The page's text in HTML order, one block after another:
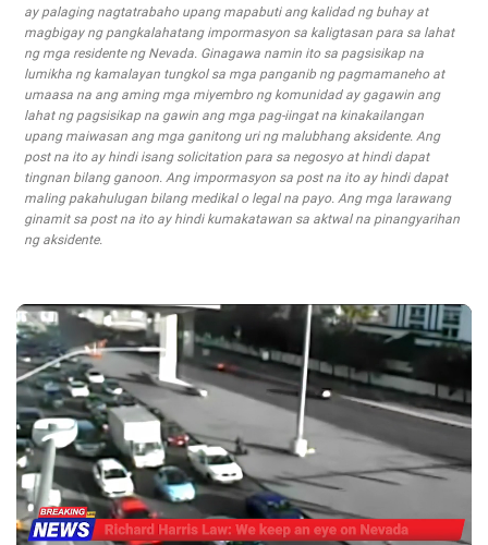
ay palaging nagtatrabaho upang mapabuti ang kalidad ng buhay at
magbigay ng pangkalahatang impormasyon sa kaligtasan para sa lahat
ng mga residente ng Nevada. Ginagawa namin ito sa pagsisikap na
lumikha ng kamalayan tungkol sa mga panganib ng pagmamaneho at
umaasa na ang aming mga miyembro ng komunidad ay gagawin ang
lahat ng pagsisikap na gawin ang mga pag-iingat na kinakailangan
upang maiwasan ang mga ganitong uri ng malubhang aksidente. Ang
post na ito ay hindi isang solicitation para sa negosyo at hindi dapat
tingnan bilang ganoon. Ang impormasyon sa post na ito ay hindi dapat
maling pakahulugan bilang medikal o legal na payo. Ang mga larawang
ginamit sa post na ito ay hindi kumakatawan sa aktwal na pinangyarihan
ng aksidente.